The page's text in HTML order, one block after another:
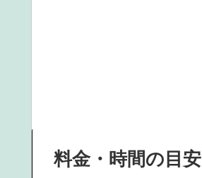
料金・時間の目安